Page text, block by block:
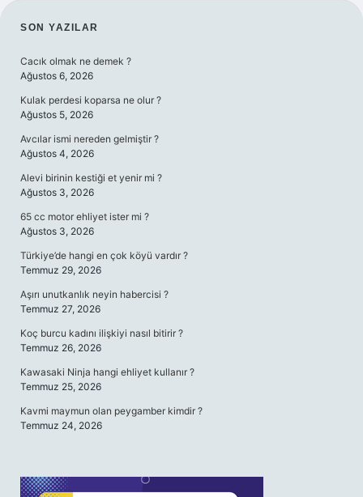
SIDEBAR
SON YAZILAR
Cacık olmak ne demek ?
Ağustos 6, 2026
Kulak perdesi koparsa ne olur ?
Ağustos 5, 2026
Avcılar ismi nereden gelmiştir ?
Ağustos 4, 2026
Alevi birinin kestiği et yenir mi ?
Ağustos 3, 2026
65 cc motor ehliyet ister mi ?
Ağustos 3, 2026
Türkiye’de hangi en çok köyü vardır ?
Temmuz 29, 2026
Aşırı unutkanlık neyin habercisi ?
Temmuz 27, 2026
Koç burcu kadını ilişkiyi nasıl bitirir ?
Temmuz 26, 2026
Kawasaki Ninja hangi ehliyet kullanır ?
Temmuz 25, 2026
Kavmi maymun olan peygamber kimdir ?
Temmuz 24, 2026